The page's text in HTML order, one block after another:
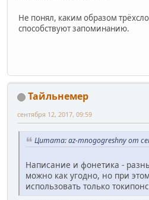
Не понял, каким образом
способствуют запоминанию.
Тайльнемер
сентября 12, 2017, 09:59
Цитата: az-mnogogreshny от
Написание и фонетика -
можно как угодно, но при
использовать только